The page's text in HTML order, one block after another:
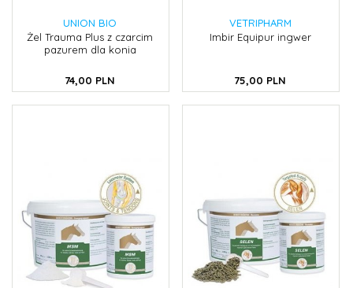
UNION BIO
Żel Trauma Plus z czarcim
pazurem dla konia
74,00 PLN
VETRIPHARM
Imbir Equipur ingwer
75,00 PLN